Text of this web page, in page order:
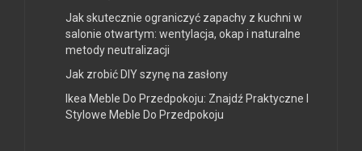
Jak skutecznie ograniczyć zapachy z kuchni w
salonie otwartym: wentylacja, okap i naturalne
metody neutralizacji
Jak zrobić DIY szynę na zasłony
Ikea Meble Do Przedpokoju: Znajdź Praktyczne I
Stylowe Meble Do Przedpokoju